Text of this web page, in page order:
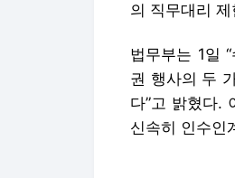
의 직무대리 제
법무부는 1일
권 행사의 두
다”고 밝혔다.
신속히 인수인